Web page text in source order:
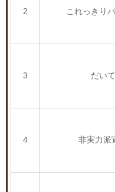
2 これっきり
3 だいて
4 非実力派